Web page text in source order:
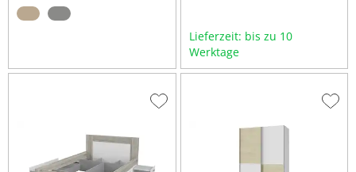
Lieferzeit: bis zu 10
Werktage
Zur
Zur